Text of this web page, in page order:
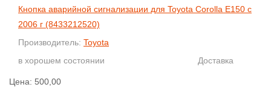
Кнопка аварийной сигнализации для Toyota Corolla E150 с
2006 г (8433212520)
Производитель: Toyota
в хорошем состоянии
Доставка
Цена: 500,00